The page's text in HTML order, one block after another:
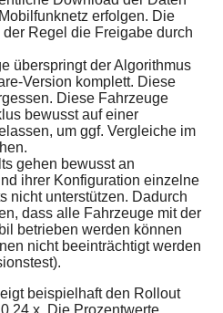
erfolgen. Die
der Regel die Freigabe durch
überspringt der Algorithmus
Version komplett. Diese
Diese Fahrzeuge
bewusst auf einer
um ggf. Vergleiche im
gehen bewusst an
ihrer Konfiguration einzelne
nicht unterstützen. Dadurch
dass alle Fahrzeuge mit der
betrieben werden können
nicht beeinträchtigt werden
beispielhaft den Rollout
Die Prozentwerte